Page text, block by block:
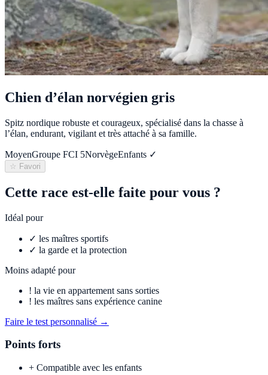
Chien d’élan norvégien gris
Spitz nordique robuste et courageux, spécialisé dans la chasse à
l’élan, endurant, vigilant et très attaché à sa famille.
MoyenGroupe FCI 5NorvègeEnfants ✓
☆ Favori
Cette race est-elle faite pour vous ?
Idéal pour
✓ les maîtres sportifs
✓ la garde et la protection
Moins adapté pour
! la vie en appartement sans sorties
! les maîtres sans expérience canine
Faire le test personnalisé →
Points forts
+ Compatible avec les enfants